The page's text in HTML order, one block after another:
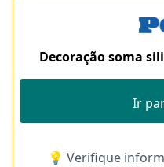
Decoração soma
Ir
💡 Verifique